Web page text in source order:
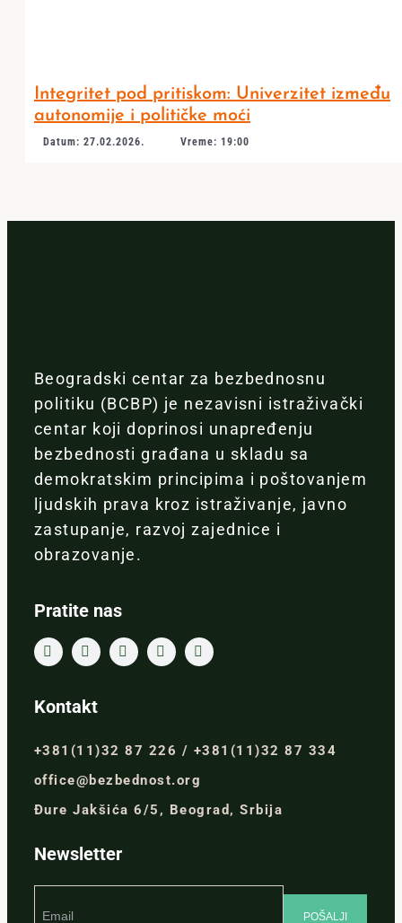
Integritet pod pritiskom: Univerzitet između
autonomije i političke moći
Datum: 27.02.2026. Vreme: 19:00
Beogradski centar za bezbednosnu
politiku (BCBP) je nezavisni istraživački
centar koji doprinosi unapređenju
bezbednosti građana u skladu sa
demokratskim principima i poštovanjem
ljudskih prava kroz istraživanje, javno
zastupanje, razvoj zajednice i
obrazovanje.
Pratite nas
Kontakt
+381(11)32 87 226 / +381(11)32 87 334
office@bezbednost.org
Đure Jakšića 6/5, Beograd, Srbija
Newsletter